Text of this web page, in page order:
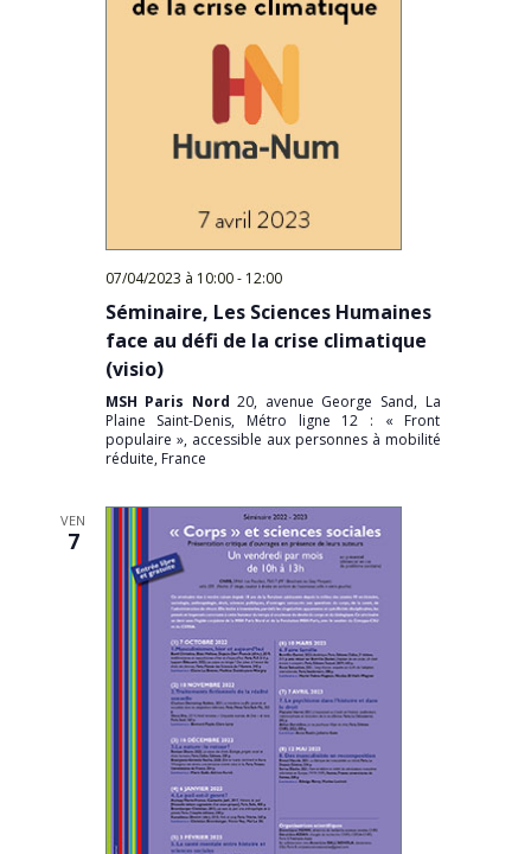
07/04/2023 à 10:00- 12:00
Séminaire, Les Sciences Humaines
face au défi de la crise climatique
(visio)
MSH Paris Nord20, avenue George Sand, La
Plaine Saint-Denis, Métro ligne 12 : « Front
populaire », accessible aux personnes à mobilité
réduite, France
VEN
7